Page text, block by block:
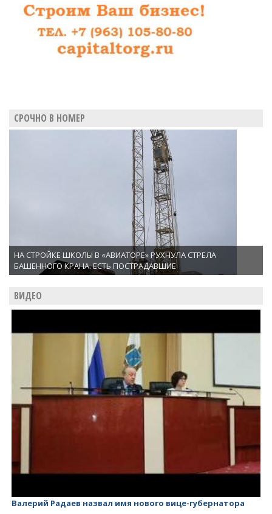
СРОЧНО В НОМЕР
НА СТРОЙКЕ ШКОЛЫ В «АВИАТОРЕ» РУХНУЛА СТРЕЛА
БАШЕННОГО КРАНА. ЕСТЬ ПОСТРАДАВШИЕ
ВИДЕО
Валерий Радаев назвал имя нового вице-губернатора